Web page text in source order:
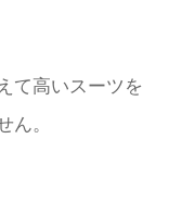
て高いスーツを
ん。